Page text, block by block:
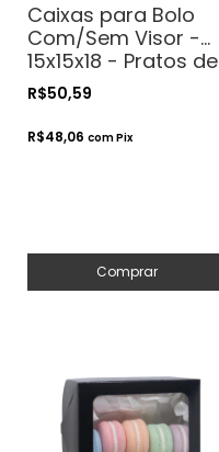
Caixas para Bolo
Com/Sem Visor -
15x15x18 - Pratos de
até 14cm
R$50,59
R$48,06 comPix
Comprar